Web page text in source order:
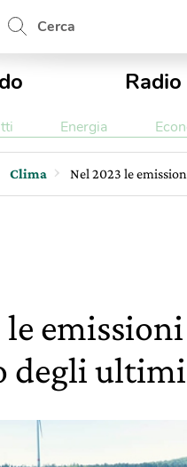
Cerca
Radio
Energia
Clima Nel 2023 le
degli